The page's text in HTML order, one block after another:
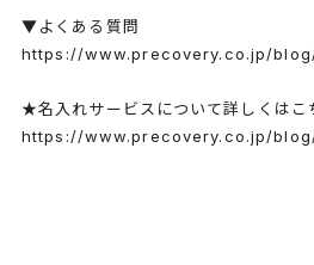
▼よくある質問
https://www.precovery.co.jp/
★名入れサービスについて詳しくはこ
https://www.precovery.co.jp/